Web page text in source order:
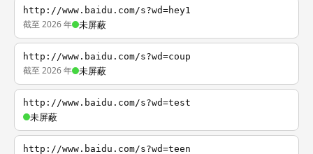
http://www.baidu.com/s?wd=hey1
截至 2026 年 未屏蔽
http://www.baidu.com/s?wd=coup
截至 2026 年 未屏蔽
http://www.baidu.com/s?wd=test
未屏蔽
http://www.baidu.com/s?wd=teen